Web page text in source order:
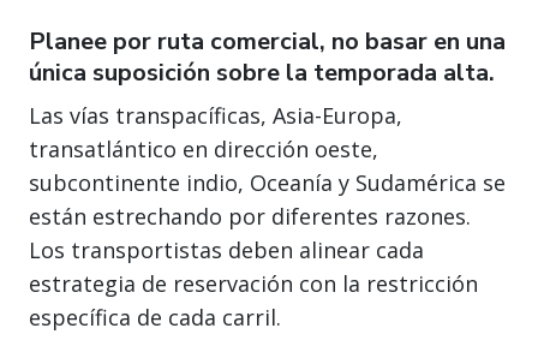
Planee por ruta comercial, no basar en una
única suposición sobre la temporada alta.
Las vías transpacíficas, Asia-Europa,
transatlántico en dirección oeste,
subcontinente indio, Oceanía y Sudamérica se
están estrechando por diferentes razones.
Los transportistas deben alinear cada
estrategia de reservación con la restricción
específica de cada carril.